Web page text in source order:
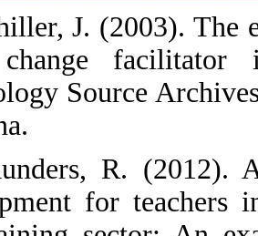
23. Schiller, J.
as a change
Technology
24. Saunders,
development